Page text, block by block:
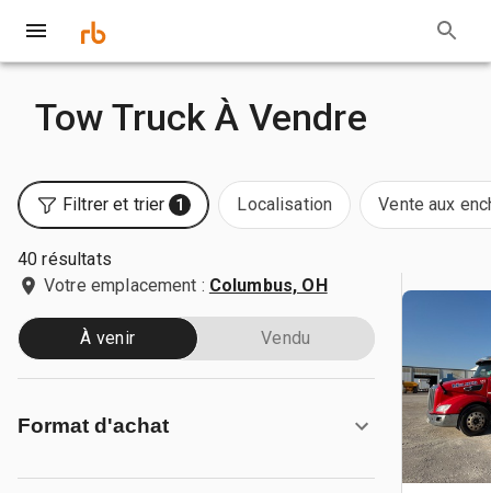
Tow Truck À Vendre
Filtrer et trier 1 Localisation Vente aux
40 résultats
Votre emplacement : Columbus, OH
À venir Vendu
Format d'achat